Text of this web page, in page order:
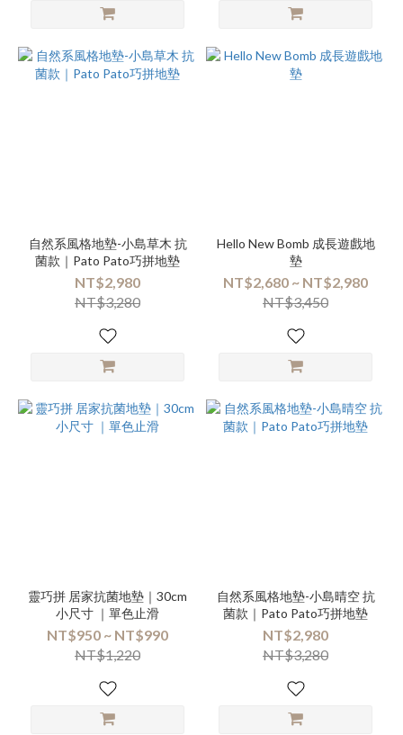
自然系風格地墊-小島草木 抗
菌款｜Pato Pato巧拼地墊
NT$2,980
NT$3,280
Hello New Bomb 成長遊戲地
墊
NT$2,680 ~ NT$2,980
NT$3,450
靈巧拼 居家抗菌地墊｜30cm
小尺寸 ｜單色止滑
NT$950 ~ NT$990
NT$1,220
自然系風格地墊-小島晴空 抗
菌款｜Pato Pato巧拼地墊
NT$2,980
NT$3,280